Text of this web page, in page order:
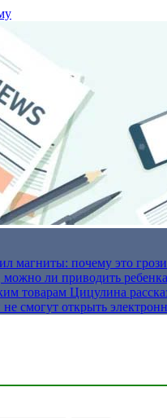
магниты: почему это
можно ли приводить
товарам Цицулина
не смогут открыть